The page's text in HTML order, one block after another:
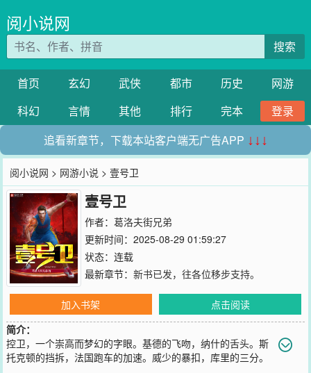
阅小说网
搜索
首页 玄幻 武侠 都市 历史
网游
科幻
言情 其他 排行 完本
登录
追看新章节，下载本站客户端无广告APP ↓↓↓
阅小说网 > 网游小说 > 壹号卫
壹号卫
作者： 葛洛夫街兄弟
更新时间：2025-08-29 01:59:27
状态：连载
最新章节： 新书已发，往各位移步支持。
加入书架
点击阅读
简介：
控卫，一个崇高而梦幻的字眼。基德的飞吻，纳什的舌头。斯
托克顿的挡拆，法国跑车的加速。威少的暴扣，库里的三分。